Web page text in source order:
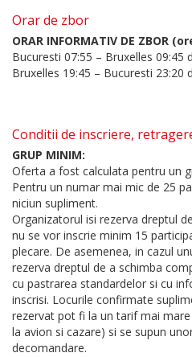
Orar de zbor
ORAR INFORMATIV DE ZBOR
Bucuresti 07:55 – Bruxelles 09:45
Bruxelles 19:45 – Bucuresti 23:20
Conditii de inscriere,
GRUP MINIM:
Oferta a fost calculata pentru un
Pentru un numar mai mic de 25
niciun supliment.
Organizatorul isi rezerva dreptul
nu se vor inscrie minim 15
plecare. De asemenea, in cazul
rezerva dreptul de a schimba
cu pastrarea standardelor si cu
inscrisi. Locurile confirmate
rezervat pot fi la un tarif mai
la avion si cazare) si se supun
decomandare.